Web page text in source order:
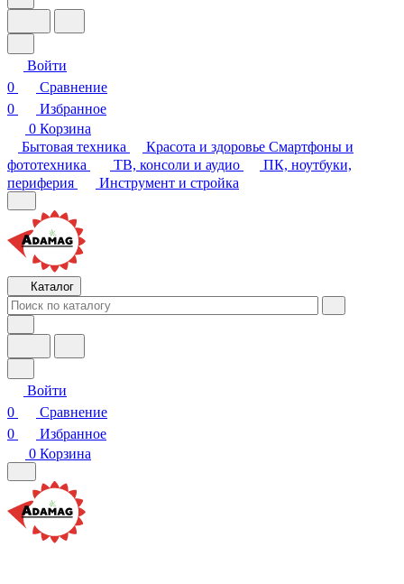
Войти
0
Сравнение
0
Избранное
0 Корзина
Бытовая техника
Красота и здоровье Смартфоны и
фототехника
ТВ, консоли и аудио
ПК, ноутбуки,
периферия
Инструмент и стройка
Каталог
Войти
0
Сравнение
0
Избранное
0 Корзина